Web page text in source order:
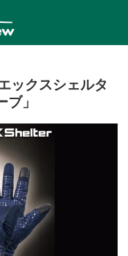
ックスシェルタ
」